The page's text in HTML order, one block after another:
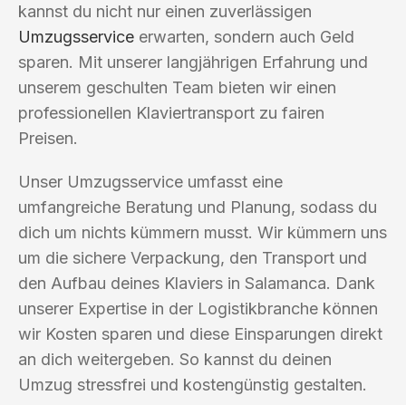
kannst du nicht nur einen zuverlässigen
Umzugsservice erwarten, sondern auch Geld
sparen. Mit unserer langjährigen Erfahrung und
unserem geschulten Team bieten wir einen
professionellen Klaviertransport zu fairen
Preisen.
Unser Umzugsservice umfasst eine
umfangreiche Beratung und Planung, sodass du
dich um nichts kümmern musst. Wir kümmern uns
um die sichere Verpackung, den Transport und
den Aufbau deines Klaviers in Salamanca. Dank
unserer Expertise in der Logistikbranche können
wir Kosten sparen und diese Einsparungen direkt
an dich weitergeben. So kannst du deinen
Umzug stressfrei und kostengünstig gestalten.